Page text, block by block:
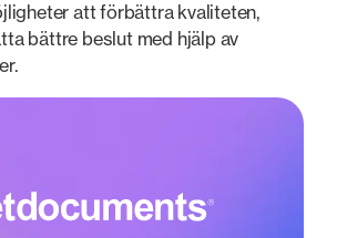
att förbättra kvaliteten,
bättre beslut med hjälp av